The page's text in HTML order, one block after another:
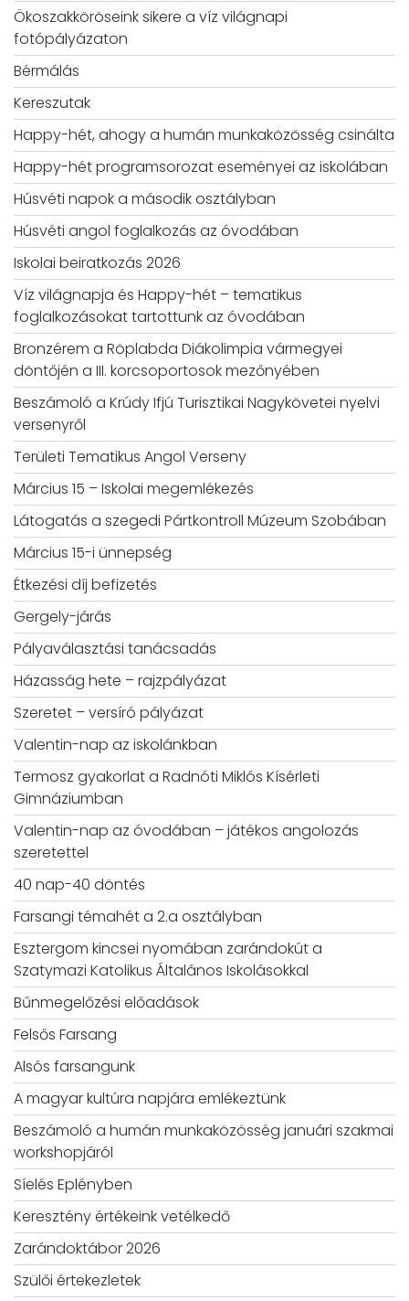
Ökoszakköröseink sikere a víz világnapi
fotópályázaton
Bérmálás
Kereszutak
Happy-hét, ahogy a humán munkaközösség csinálta
Happy-hét programsorozat eseményei az iskolában
Húsvéti napok a második osztályban
Húsvéti angol foglalkozás az óvodában
Iskolai beiratkozás 2026
Víz világnapja és Happy-hét – tematikus
foglalkozásokat tartottunk az óvodában
Bronzérem a Röplabda Diákolimpia vármegyei
döntőjén a III. korcsoportosok mezőnyében
Beszámoló a Krúdy Ifjú Turisztikai Nagykövetei nyelvi
versenyről
Területi Tematikus Angol Verseny
Március 15 – Iskolai megemlékezés
Látogatás a szegedi Pártkontroll Múzeum Szobában
Március 15-i ünnepség
Étkezési díj befizetés
Gergely-járás
Pályaválasztási tanácsadás
Házasság hete – rajzpályázat
Szeretet – versíró pályázat
Valentin-nap az iskolánkban
Termosz gyakorlat a Radnóti Miklós Kísérleti
Gimnáziumban
Valentin-nap az óvodában – játékos angolozás
szeretettel
40 nap-40 döntés
Farsangi témahét a 2.a osztályban
Esztergom kincsei nyomában zarándokút a
Szatymazi Katolikus Általános Iskolásokkal
Bűnmegelőzési előadások
Felsős Farsang
Alsós farsangunk
A magyar kultúra napjára emlékeztünk
Beszámoló a humán munkaközösség januári szakmai
workshopjáról
Síelés Eplényben
Keresztény értékeink vetélkedő
Zarándoktábor 2026
Szülői értekezletek